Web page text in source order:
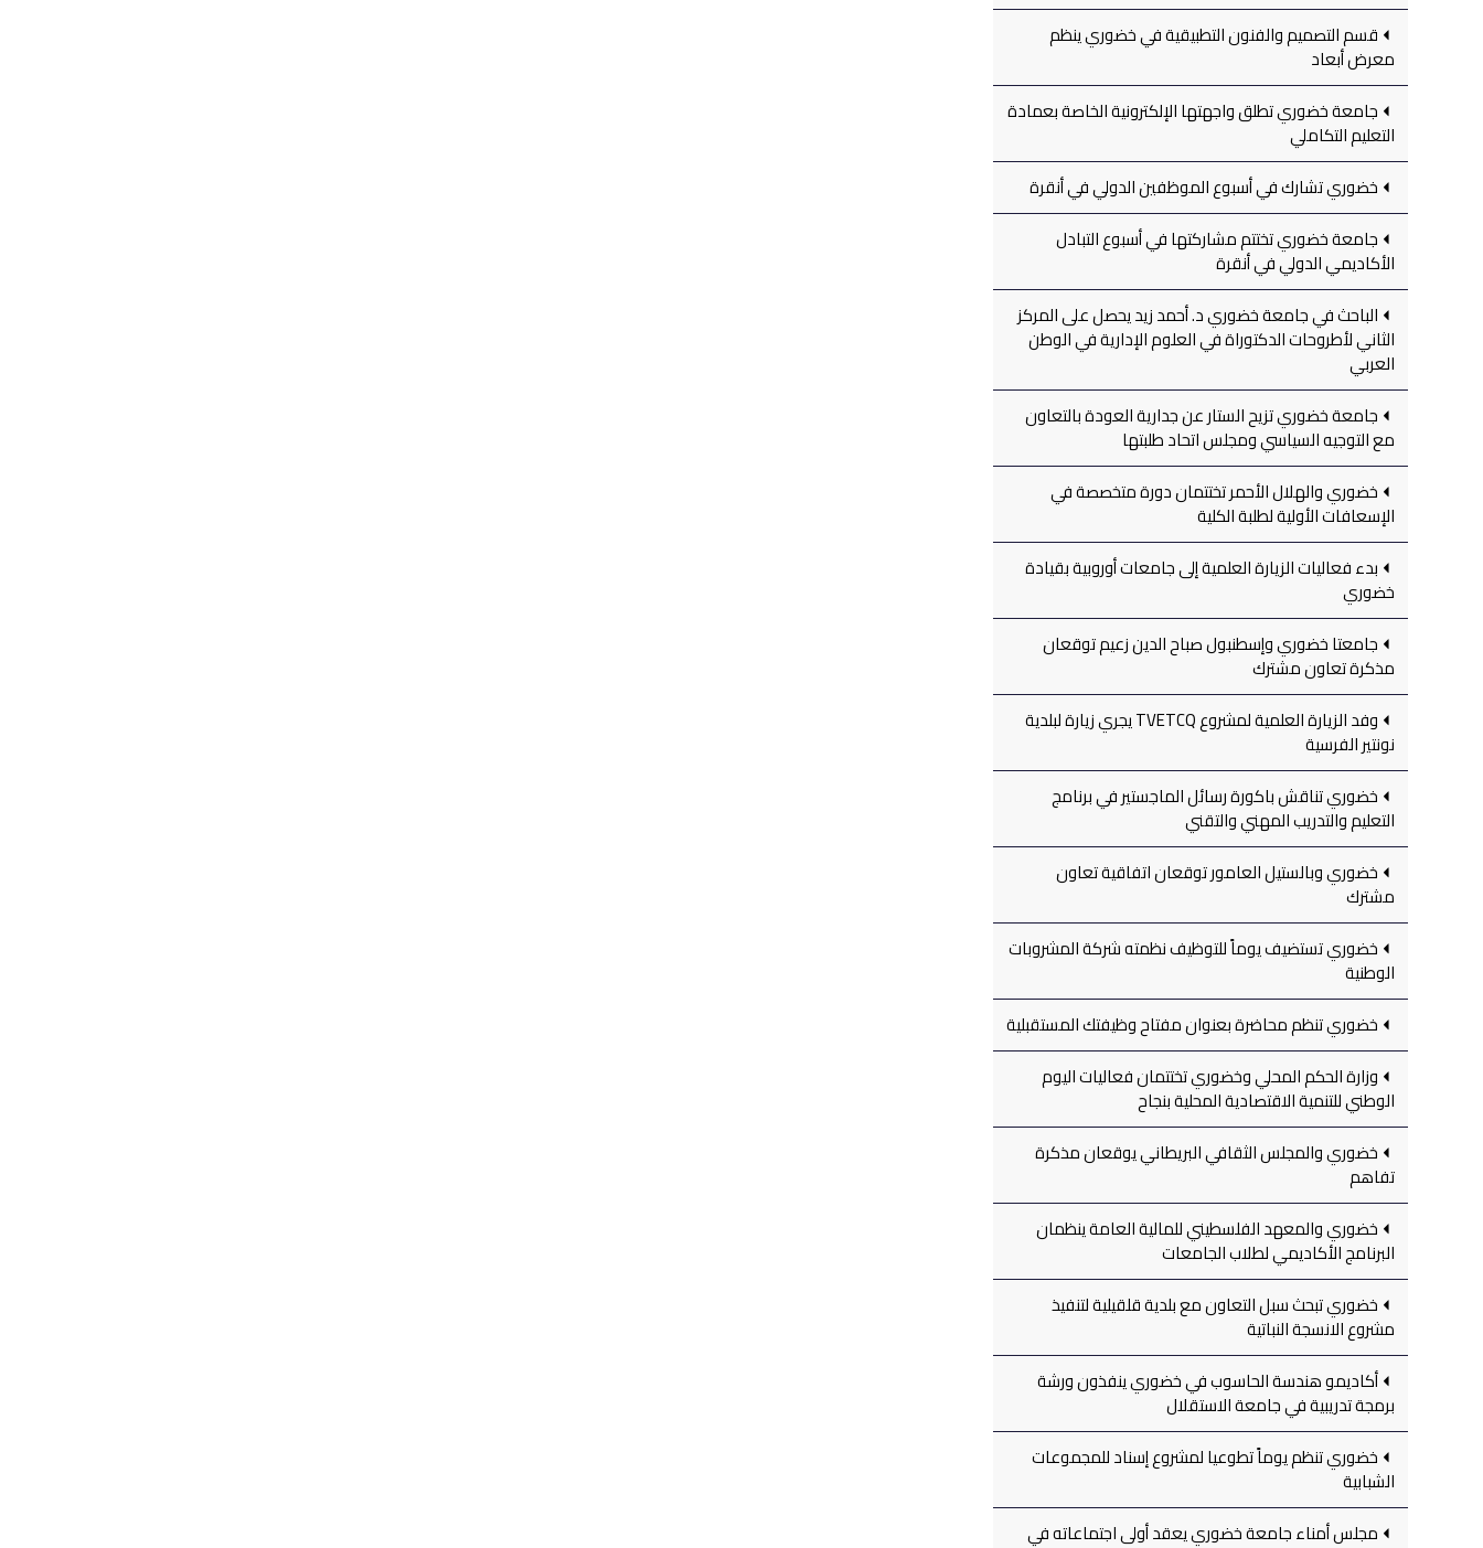
قسم التصميم والفنون التطبيقية في خضوري ينظم
معرض أبعاد
جامعة خضوري تطلق واجهتها الإلكترونية الخاصة بعمادة
التعليم التكاملي
خضوري تشارك في أسبوع الموظفين الدولي في أنقرة
جامعة خضوري تختتم مشاركتها في أسبوع التبادل
الأكاديمي الدولي في أنقرة
الباحث في جامعة خضوري د. أحمد زيد يحصل على المركز
الثاني لأطروحات الدكتوراة في العلوم الإدارية في الوطن
العربي
جامعة خضوري تزيح الستار عن جدارية العودة بالتعاون
مع التوجيه السياسي ومجلس اتحاد طلبتها
خضوري والهلال الأحمر تختتمان دورة متخصصة في
الإسعافات الأولية لطلبة الكلية
بدء فعاليات الزيارة العلمية إلى جامعات أوروبية بقيادة
خضوري
جامعتا خضوري وإسطنبول صباح الدين زعيم توقعان
مذكرة تعاون مشترك
وفد الزيارة العلمية لمشروع TVETCQ يجري زيارة لبلدية
نونتير الفرسية
خضوري تناقش باكورة رسائل الماجستير في برنامج
التعليم والتدريب المهني والتقني
خضوري وبالستيل العامور توقعان اتفاقية تعاون
مشترك
خضوري تستضيف يوماً للتوظيف نظمته شركة المشروبات
الوطنية
خضوري تنظم محاضرة بعنوان مفتاح وظيفتك المستقبلية
وزارة الحكم المحلي وخضوري تختتمان فعاليات اليوم
الوطني للتنمية الاقتصادية المحلية بنجاح
خضوري والمجلس الثقافي البريطاني يوقعان مذكرة
تفاهم
خضوري والمعهد الفلسطيني للمالية العامة ينظمان
البرنامج الأكاديمي لطلاب الجامعات
خضوري تبحث سبل التعاون مع بلدية قلقيلية لتنفيذ
مشروع الانسجة النباتية
أكاديمو هندسة الحاسوب في خضوري ينفذون ورشة
برمجة تدريبية في جامعة الاستقلال
خضوري تنظم يوماً تطوعيا لمشروع إسناد للمجموعات
الشبابية
مجلس أمناء جامعة خضوري يعقد أولى اجتماعاته في